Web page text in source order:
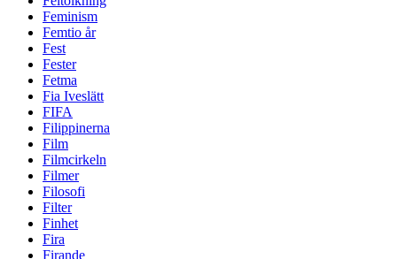
Feminism
Femtio år
Fest
Fester
Fetma
Fia Iveslätt
FIFA
Filippinerna
Film
Filmcirkeln
Filmer
Filosofi
Filter
Finhet
Fira
Firande